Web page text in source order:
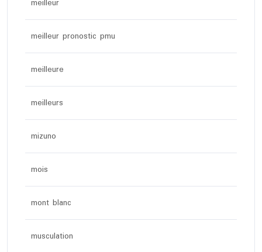
meilleur
meilleur pronostic pmu
meilleure
meilleurs
mizuno
mois
mont blanc
musculation